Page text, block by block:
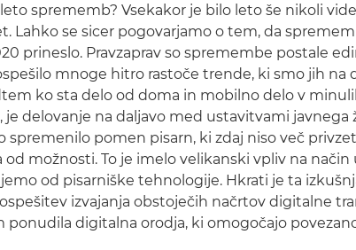
sprememb? Vsekakor je bilo leto še nikoli
Lahko se sicer pogovarjamo o tem, da
prineslo. Pravzaprav so spremembe postale
mnoge hitro rastoče trende, ki smo jih na
ko sta delo od doma in mobilno delo v
je delovanje na daljavo med ustavitvami javnega
spremenilo pomen pisarn, ki zdaj niso več
možnosti. To je imelo velikanski vpliv na način
od pisarniške tehnologije. Hkrati je ta
izvajanja obstoječih načrtov digitalne
ponudila digitalna orodja, ki omogočajo